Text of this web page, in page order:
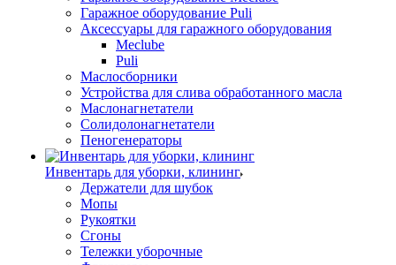
Гаражное оборудование Puli
Аксессуары для гаражного оборудования
Meclube
Puli
Маслосборники
Устройства для слива обработанного масла
Маслонагнетатели
Солидолонагнетатели
Пеногенераторы
Инвентарь для уборки, клининг
Держатели для шубок
Мопы
Рукоятки
Сгоны
Тележки уборочные